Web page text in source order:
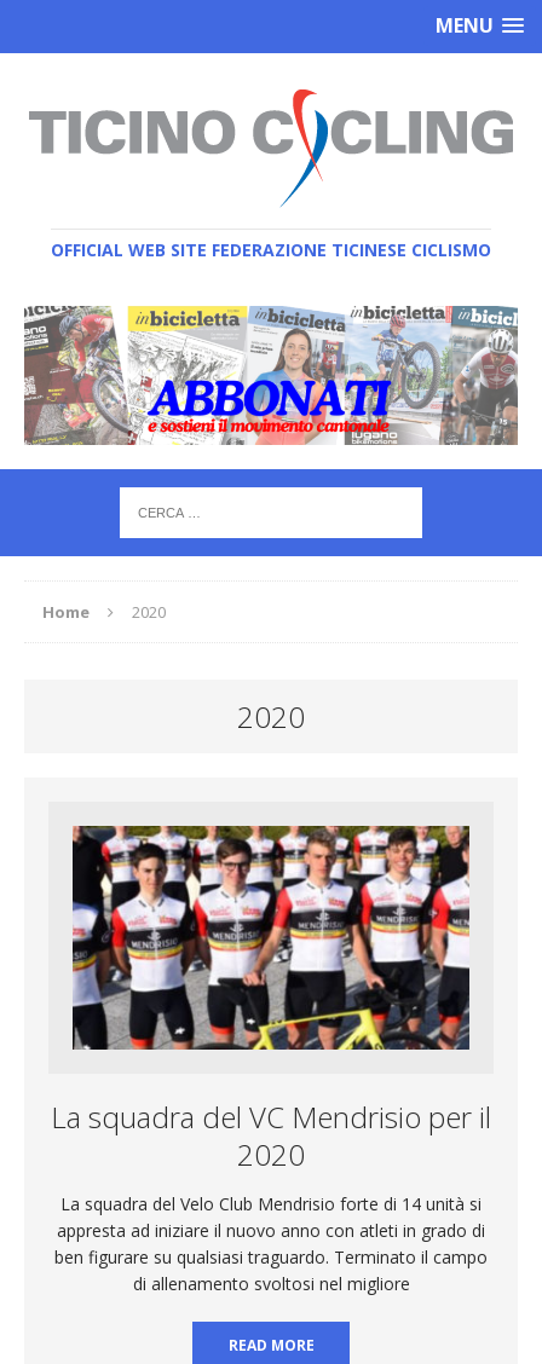
MENU
OFFICIAL WEB SITE FEDERAZIONE TICINESE CICLISMO
Home 2020
2020
La squadra del VC Mendrisio per il
2020
La squadra del Velo Club Mendrisio forte di 14 unità si
appresta ad iniziare il nuovo anno con atleti in grado di
ben figurare su qualsiasi traguardo. Terminato il campo
di allenamento svoltosi nel migliore
READ MORE